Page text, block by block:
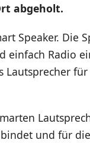
abgeholt.
Speaker. Die
einfach Radio
und für